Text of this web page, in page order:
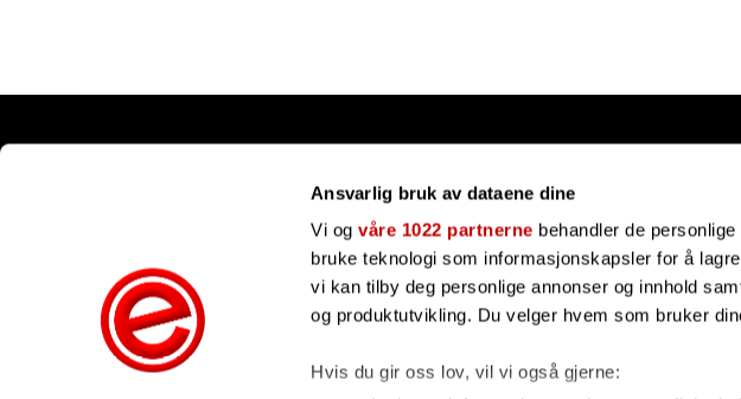
Ansvarlig bruk av dataene dine
Vi ogvåre 1022 partnerne behandler de
bruke teknologi som informasjonskapsler for å
vi kan tilby deg personlige annonser og innhold
og produktutvikling. Du velger hvem som bruker
Hvis du gir oss lov, vil vi også gjerne:
Bli forhandler
Ofte stilte spørsmål